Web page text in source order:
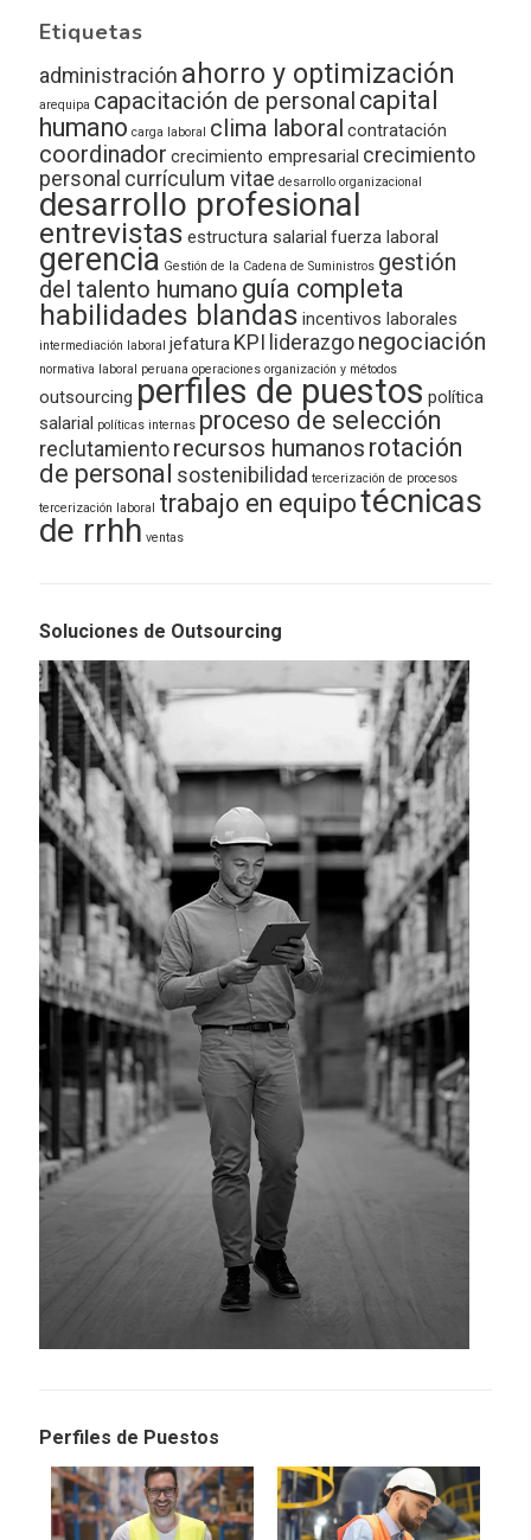
Etiquetas
administración ahorro y optimización
arequipa capacitación de personal capital
humano carga laboral clima laboral contratación
coordinador crecimiento empresarial crecimiento
personal currículum vitae desarrollo organizacional
desarrollo profesional
entrevistas estructura salarial fuerza laboral
gerencia Gestión de la Cadena de Suministros gestión
del talento humano guía completa
habilidades blandas incentivos laborales
intermediación laboral jefatura KPI liderazgo negociación
normativa laboral peruana operaciones organización y métodos
outsourcing perfiles de puestos política
salarial políticas internas proceso de selección
reclutamiento recursos humanos rotación
de personal sostenibilidad tercerización de procesos
tercerización laboral
trabajo en equipotécnicas
de rrhh ventas
Soluciones de Outsourcing
Perfiles de Puestos